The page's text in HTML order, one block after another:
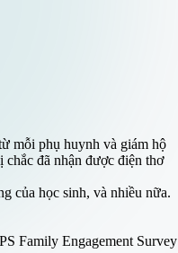
mỗi phụ huynh và giám hộ
đã nhận được điện thơ
của học sinh, và nhiều nữa.
Family Engagement Survey